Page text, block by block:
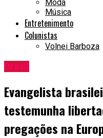
Moda
Música
Entretenimento
Colunistas
Volnei Barboza
Brasil
Evangelista
testemunha
pregações na